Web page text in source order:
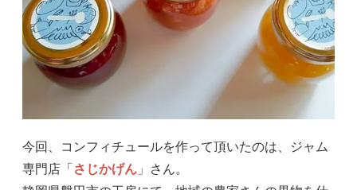
今回、コンフィチュールを作って頂いたのは、ジャム
専門店「さじかげん 」さん。